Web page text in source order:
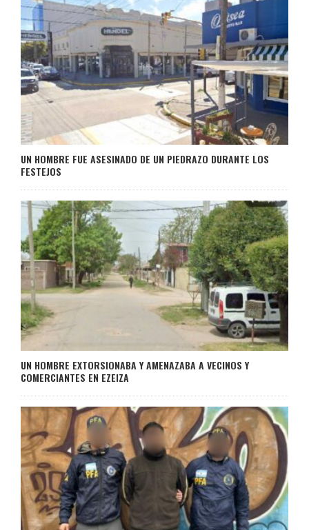
UN HOMBRE FUE ASESINADO DE UN PIEDRAZO DURANTE LOS
FESTEJOS
UN HOMBRE EXTORSIONABA Y AMENAZABA A VECINOS Y
COMERCIANTES EN EZEIZA